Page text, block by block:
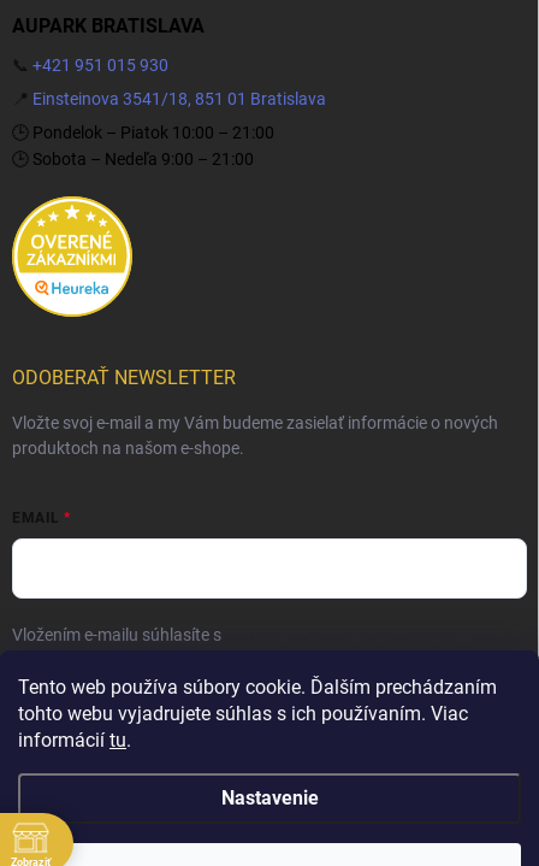
Tento web používa súbory cookie. Ďalším prechádzaním
tohto webu vyjadrujete súhlas s ich používaním. Viac
informácií tu.
Nastavenie
AUPARK BRATISLAVA
📞 +421 951 015 930
📍 Einsteinova 3541/18, 851 01 Bratislava
🕒 Pondelok – Piatok 10:00 – 21:00
🕒 Sobota – Nedeľa 9:00 – 21:00
ODOBERAŤ NEWSLETTER
Vložte svoj e-mail a my Vám budeme zasielať informácie o nových
produktoch na našom e-shope.
EMAIL
Vložením e-mailu súhlasíte s
Prihlásiť sa
Zobraziť